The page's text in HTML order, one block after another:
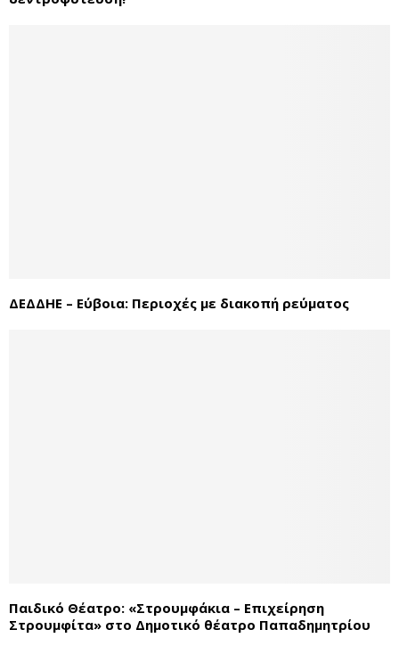
ΔΕΔΔΗΕ – Εύβοια: Περιοχές με διακοπή ρεύματος
Παιδικό Θέατρο: «Στρουμφάκια – Επιχείρηση
Στρουμφίτα» στο Δημοτικό θέατρο Παπαδημητρίου